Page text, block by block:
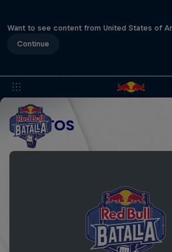
Want to see content from United States of
Continue
EVENTOS